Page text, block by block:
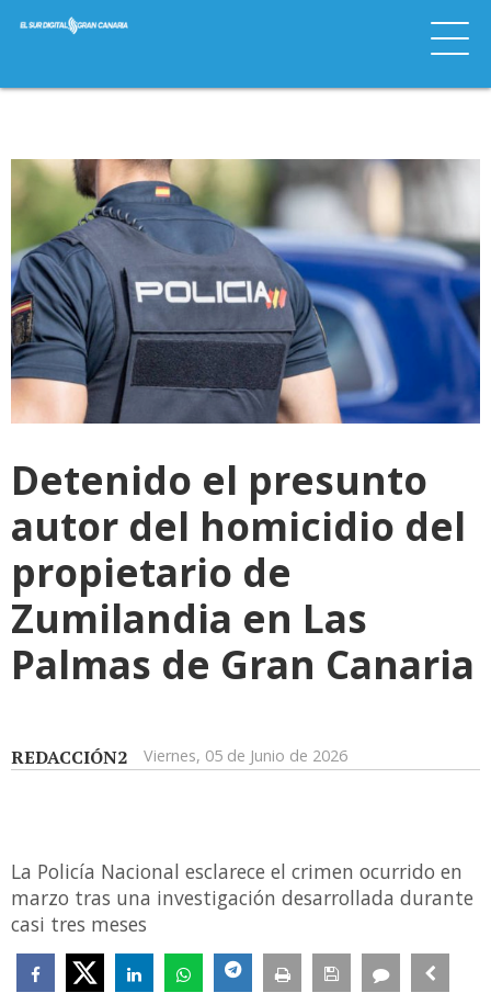
Detenido el presunto
autor del homicidio del
propietario de
Zumilandia en Las
Palmas de Gran Canaria
REDACCIÓN2 Viernes, 05 de Junio de 2026
La Policía Nacional esclarece el crimen ocurrido en
marzo tras una investigación desarrollada durante
casi tres meses